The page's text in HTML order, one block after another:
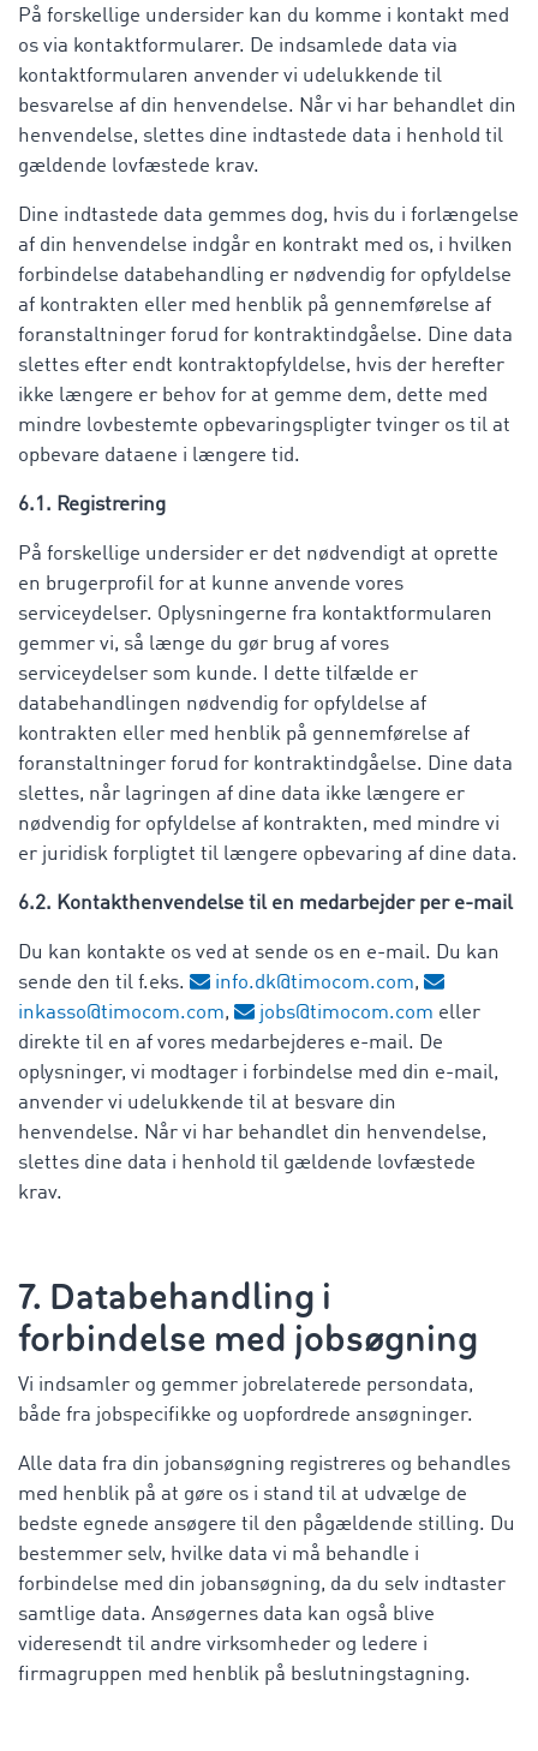
På forskellige undersider kan du komme i kontakt med
os via kontaktformularer. De indsamlede data via
kontaktformularen anvender vi udelukkende til
besvarelse af din henvendelse. Når vi har behandlet din
henvendelse, slettes dine indtastede data i henhold til
gældende lovfæstede krav.
Dine indtastede data gemmes dog, hvis du i forlængelse
af din henvendelse indgår en kontrakt med os, i hvilken
forbindelse databehandling er nødvendig for opfyldelse
af kontrakten eller med henblik på gennemførelse af
foranstaltninger forud for kontraktindgåelse. Dine data
slettes efter endt kontraktopfyldelse, hvis der herefter
ikke længere er behov for at gemme dem, dette med
mindre lovbestemte opbevaringspligter tvinger os til at
opbevare dataene i længere tid.
6.1. Registrering
På forskellige undersider er det nødvendigt at oprette
en brugerprofil for at kunne anvende vores
serviceydelser. Oplysningerne fra kontaktformularen
gemmer vi, så længe du gør brug af vores
serviceydelser som kunde. I dette tilfælde er
databehandlingen nødvendig for opfyldelse af
kontrakten eller med henblik på gennemførelse af
foranstaltninger forud for kontraktindgåelse. Dine data
slettes, når lagringen af dine data ikke længere er
nødvendig for opfyldelse af kontrakten, med mindre vi
er juridisk forpligtet til længere opbevaring af dine data.
6.2. Kontakthenvendelse til en medarbejder per e-mail
Du kan kontakte os ved at sende os en e-mail. Du kan
sende den til f.eks.
info.dk@timocom.com,
inkasso@timocom.com, jobs@timocom.com eller
direkte til en af vores medarbejderes e-mail. De
oplysninger, vi modtager i forbindelse med din e-mail,
anvender vi udelukkende til at besvare din
henvendelse. Når vi har behandlet din henvendelse,
slettes dine data i henhold til gældende lovfæstede
krav.
7. Databehandling i
forbindelse med jobsøgning
Vi indsamler og gemmer jobrelaterede persondata,
både fra jobspecifikke og uopfordrede ansøgninger.
Alle data fra din jobansøgning registreres og behandles
med henblik på at gøre os i stand til at udvælge de
bedste egnede ansøgere til den pågældende stilling. Du
bestemmer selv, hvilke data vi må behandle i
forbindelse med din jobansøgning, da du selv indtaster
samtlige data. Ansøgernes data kan også blive
videresendt til andre virksomheder og ledere i
firmagruppen med henblik på beslutningstagning.